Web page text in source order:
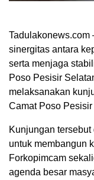
Tadulakonews.com
sinergitas antara
serta menjaga
Poso Pesisir
melaksanakan
Camat Poso
Kunjungan
untuk membangun
Forkopimcam
agenda besar